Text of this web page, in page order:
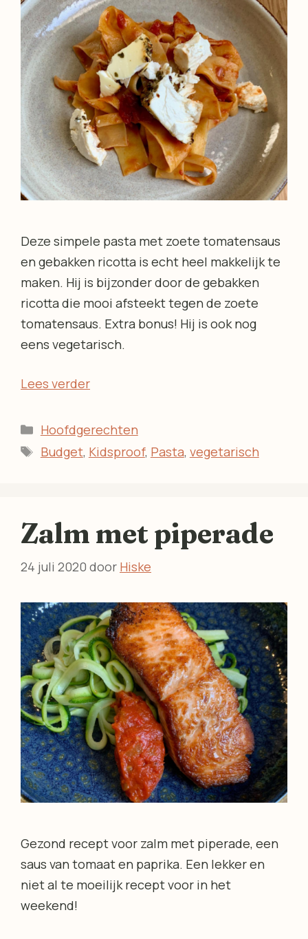
Deze simpele pasta met zoete tomatensaus
en gebakken ricotta is echt heel makkelijk te
maken. Hij is bijzonder door de gebakken
ricotta die mooi afsteekt tegen de zoete
tomatensaus. Extra bonus! Hij is ook nog
eens vegetarisch.
Lees verder
Categorieën
Hoofdgerechten
Tags
Budget, Kidsproof, Pasta, vegetarisch
Zalm met piperade
24 juli 2020 door Hiske
Gezond recept voor zalm met piperade, een
saus van tomaat en paprika. Een lekker en
niet al te moeilijk recept voor in het
weekend!